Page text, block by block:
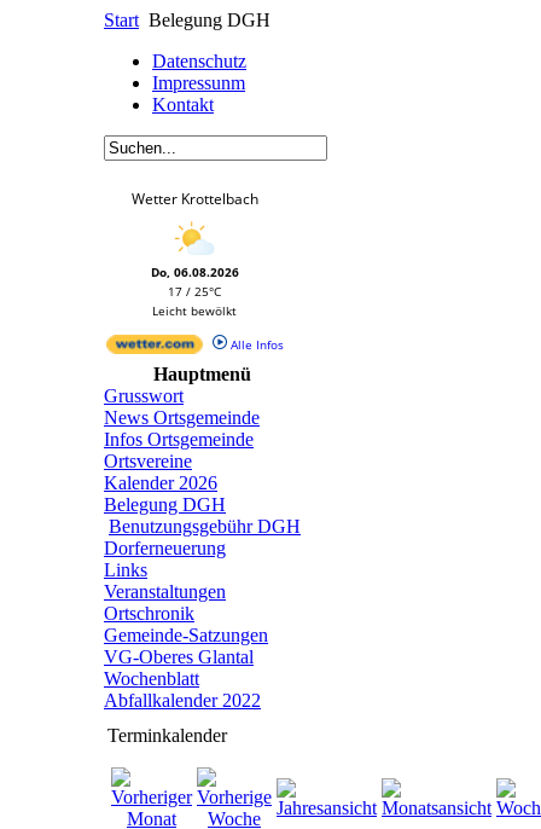
Start Belegung DGH
Datenschutz
Impressunm
Kontakt
Wetter Krottelbach
Do, 06.08.2026
17 / 25°C
Leicht bewölkt
Alle Infos
Hauptmenü
Grusswort
News Ortsgemeinde
Infos Ortsgemeinde
Ortsvereine
Kalender 2026
Belegung DGH
Benutzungsgebühr DGH
Dorferneuerung
Links
Veranstaltungen
Ortschronik
Gemeinde-Satzungen
VG-Oberes Glantal
Wochenblatt
Abfallkalender 2022
Terminkalender